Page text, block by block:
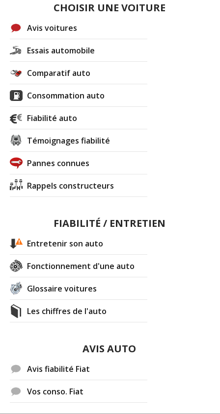
CHOISIR UNE VOITURE
Avis voitures
Essais automobile
Comparatif auto
Consommation auto
Fiabilité auto
Témoignages fiabilité
Pannes connues
Rappels constructeurs
FIABILITÉ / ENTRETIEN
Entretenir son auto
Fonctionnement d'une auto
Glossaire voitures
Les chiffres de l'auto
AVIS AUTO
Avis fiabilité Fiat
Vos conso. Fiat